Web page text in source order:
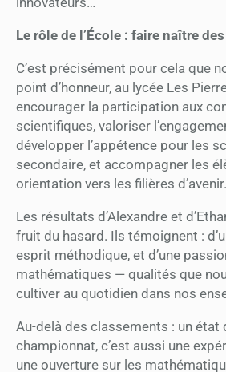
Le rôle de l’École : faire naître
C’est précisément pour cela que
point d’honneur, au lycée Les
encourager la participation aux
scientifiques, valoriser
développer l’appétence pour les
secondaire, et accompagner les
orientation vers les filières d’avenir.
Les résultats d’Alexandre et
fruit du hasard. Ils témoignent :
esprit méthodique, et d’une
mathématiques — qualités que
cultiver au quotidien dans nos
Au-delà des classements : un état
championnat, c’est aussi une
une ouverture sur les